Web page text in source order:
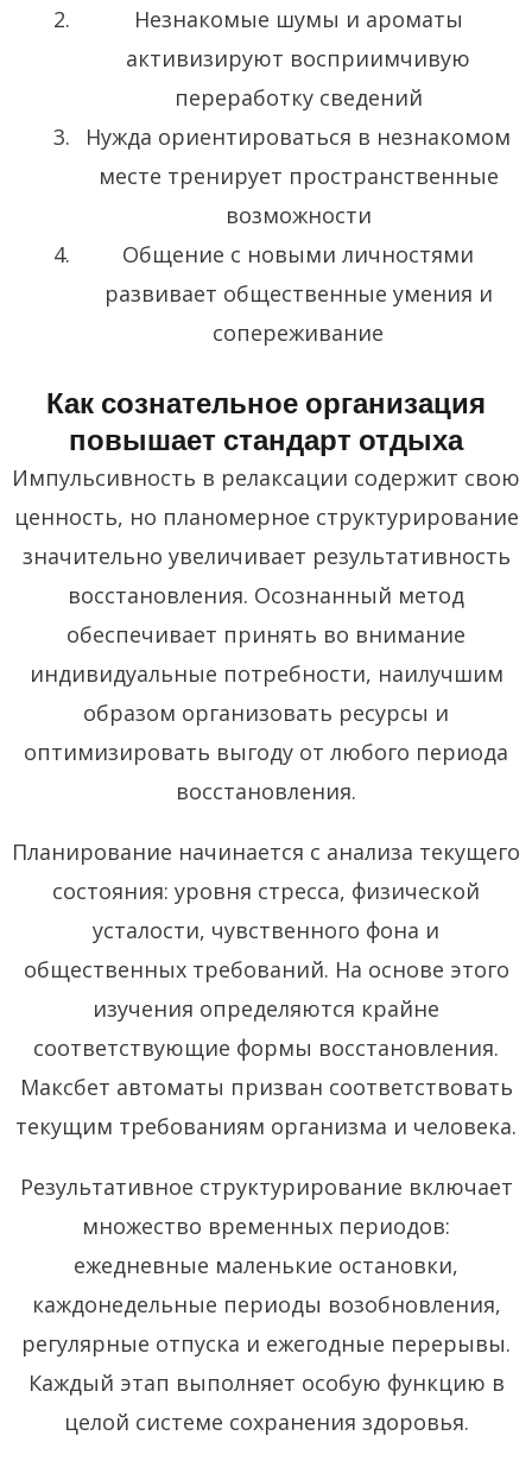
Незнакомые шумы и ароматы
активизируют восприимчивую
переработку сведений
Нужда ориентироваться в незнакомом
месте тренирует пространственные
возможности
Общение с новыми личностями
развивает общественные умения и
сопереживание
Как сознательное организация
повышает стандарт отдыха
Импульсивность в релаксации содержит свою
ценность, но планомерное структурирование
значительно увеличивает результативность
восстановления. Осознанный метод
обеспечивает принять во внимание
индивидуальные потребности, наилучшим
образом организовать ресурсы и
оптимизировать выгоду от любого периода
восстановления.
Планирование начинается с анализа текущего
состояния: уровня стресса, физической
усталости, чувственного фона и
общественных требований. На основе этого
изучения определяются крайне
соответствующие формы восстановления.
Максбет автоматы призван соответствовать
текущим требованиям организма и человека.
Результативное структурирование включает
множество временных периодов:
ежедневные маленькие остановки,
каждонедельные периоды возобновления,
регулярные отпуска и ежегодные перерывы.
Каждый этап выполняет особую функцию в
целой системе сохранения здоровья.